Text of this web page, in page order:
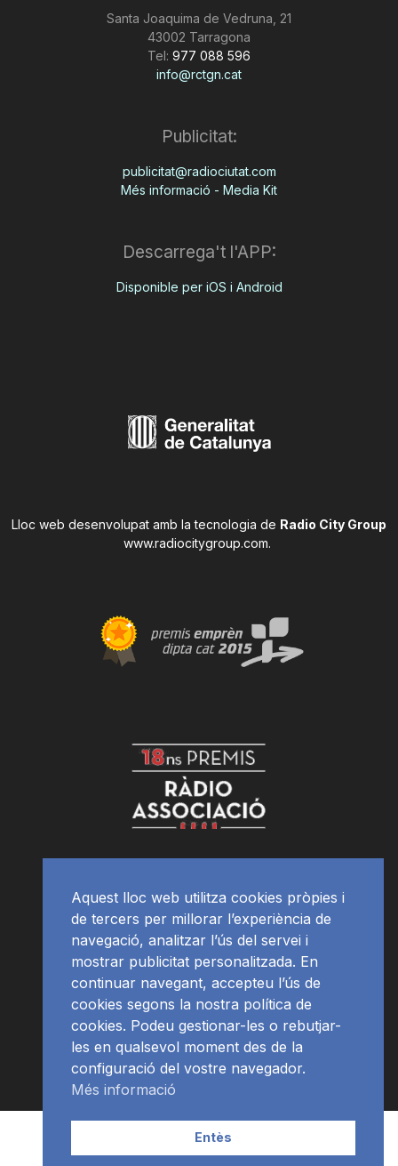
Santa Joaquima de Vedruna, 21
43002 Tarragona
Tel: 977 088 596
info@rctgn.cat
Publicitat:
publicitat@radiociutat.com
Més informació - Media Kit
Descarrega't l'APP:
Disponible per iOS i Android
Lloc web desenvolupat amb la tecnologia de Radio City Group
www.radiocitygroup.com.
APP Programació
Aquest lloc web utilitza cookies pròpies i
de tercers per millorar l’experiència de
navegació, analitzar l’ús del servei i
mostrar publicitat personalitzada. En
continuar navegant, accepteu l’ús de
cookies segons la nostra política de
cookies. Podeu gestionar-les o rebutjar-
les en qualsevol moment des de la
configuració del vostre navegador.
Més informació
Entès